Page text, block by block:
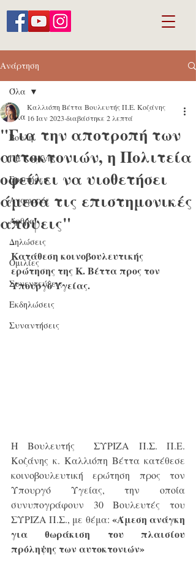
Ανάρτηση
Όλα
Βουλή
ΠΕ Κοζάνης
Ερωτήσεις
Αναφορές
Άρθρα
Δηλώσεις
Ομιλίες
Συνεντεύξεις
Εκδηλώσεις
Συναντήσεις
Όλα
"Για την αποτροπή των
αυτοκτονιών, η Πολιτεία
οφείλει να υιοθετήσει
άμεσα τις επιστημονικές
απόψεις"
Καλλιόπη Βέττα Βουλευτής Π.Ε. Κοζάνης
16 Ιαν 2023 διαβάστηκε 2 λεπτά
Κατάθεση κοινοβουλευτικής
ερώτησης της Κ. Βέττα προς τον
Υπουργό Υγείας.
Η Βουλευτής  ΣΥΡΙΖΑ Π.Σ. Π.Ε.
Κοζάνης κ. Καλλιόπη Βέττα κατέθεσε
κοινοβουλευτική ερώτηση προς τον
Υπουργό Υγείας, την οποία
συνυπογράφουν 30 Βουλευτές του
ΣΥΡΙΖΑ Π.Σ., με θέμα: «Άμεση ανάγκη
για θωράκιση του πλαισίου
πρόληψης των αυτοκτονιών»